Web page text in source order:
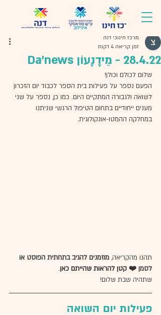
28.4.22 - מֵידָנָעוֹן Da'news
מרכז חינוכי דנה
זמן קריאה 4 דקות
שלום לכולם וכולן!
הפעם נספר על פעילות בית הספר לכבוד יום הזכרון
לשואה ולגבורה המתקיים היום. כמו כן, נספר על שני
מענים ייחודיים בתחום הטיפול הרגשי שניתנו
במחלקה ההמטו-אונקולוגית.
תהנו מהקריאה, מוזמנים להגיב בתחתית הפוסט או
לסמן ❤️ קטן להראות שהייתם כאן.
שתהיה שבת שלום!
פעילות יום השואה